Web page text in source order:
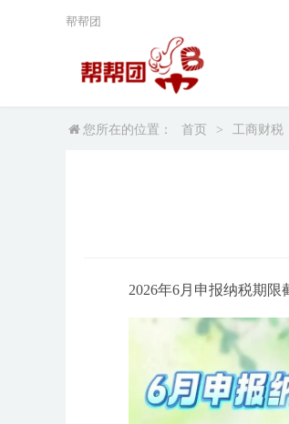
帮帮团
您所在的位置： 首页 > 工商财税
2026年6月申报纳税期